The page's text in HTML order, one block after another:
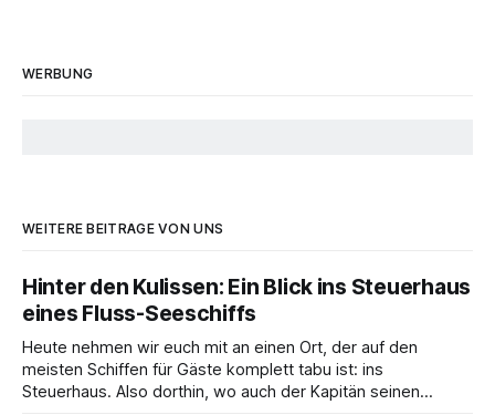
WERBUNG
WEITERE BEITRÄGE VON UNS
Hinter den Kulissen: Ein Blick ins Steuerhaus
eines Fluss-Seeschiffs
Heute nehmen wir euch mit an einen Ort, der auf den
meisten Schiffen für Gäste komplett tabu ist: ins
Steuerhaus. Also dorthin, wo auch der Kapitän seinen